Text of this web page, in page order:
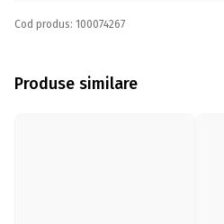
Cod produs: 100074267
Produse similare